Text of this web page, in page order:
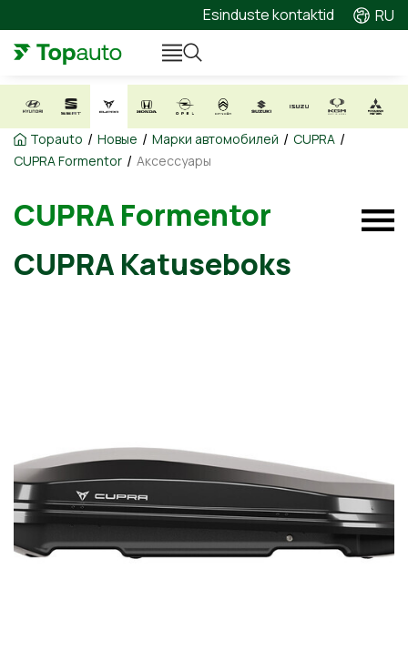
Esinduste kontaktid RU
Topauto / Новые / Марки автомобилей / CUPRA /
CUPRA Formentor / Аксессуары
CUPRA Formentor
CUPRA Katuseboks